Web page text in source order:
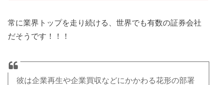
常に業界トップを走り続ける、世界でも有数の証券会社
だそうです！！！
彼は企業再生や企業買収などにかかわる花形の部署